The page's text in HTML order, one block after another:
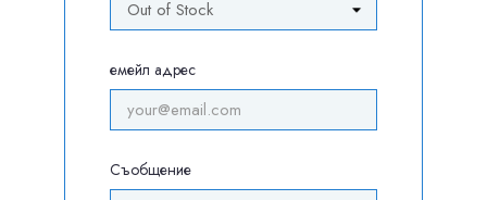
емейл адрес
Съобщение